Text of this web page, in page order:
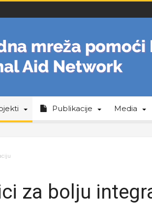
Publikacije Media
za bolju